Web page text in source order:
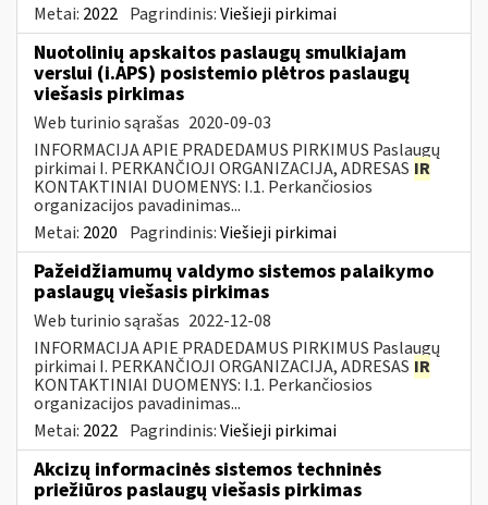
Metai: 2022 Pagrindinis:Viešieji pirkimai
Nuotolinių apskaitos paslaugų smulkiajam
verslui (i.APS) posistemio plėtros paslaugų
viešasis pirkimas
Web turinio sąrašas 2020-09-03
INFORMACIJA APIE PRADEDAMUS PIRKIMUS Paslaugų
pirkimai I. PERKANČIOJI ORGANIZACIJA, ADRESAS IR
KONTAKTINIAI DUOMENYS: I.1. Perkančiosios
organizacijos pavadinimas...
Metai: 2020 Pagrindinis:Viešieji pirkimai
Pažeidžiamumų valdymo sistemos palaikymo
paslaugų viešasis pirkimas
Web turinio sąrašas 2022-12-08
INFORMACIJA APIE PRADEDAMUS PIRKIMUS Paslaugų
pirkimai I. PERKANČIOJI ORGANIZACIJA, ADRESAS IR
KONTAKTINIAI DUOMENYS: I.1. Perkančiosios
organizacijos pavadinimas...
Metai: 2022 Pagrindinis:Viešieji pirkimai
Akcizų informacinės sistemos techninės
priežiūros paslaugų viešasis pirkimas